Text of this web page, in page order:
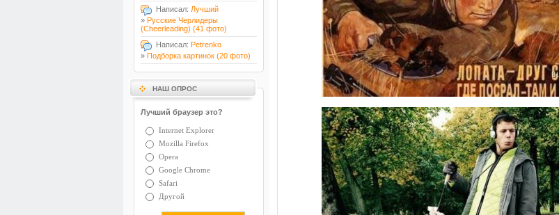
Написал: Лучший
» Русские Черлидеры
(Cheerleading) (41 фото)
Написал: Petrenko
» Подборка картинок (20 фото)
НАШ ОПРОС
Лучший браузер это?
Internet Explorer
Mozilla Firefox
Opera
Google Chrome
Safari
Другой